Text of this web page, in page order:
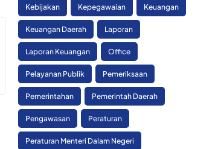
Kebijakan Kepegawaian Keuangan
Keuangan Daerah Laporan
Laporan Keuangan Office
Pelayanan Publik Pemeriksaan
Pemerintahan Pemerintah Daerah
Pengawasan Peraturan
Peraturan Menteri Dalam Negeri